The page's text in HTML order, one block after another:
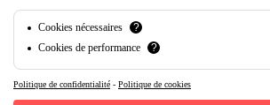
Palmarès
Histoire
Boutique
Xamax Audax Féminin
Cookies nécessaires
?
Cookies de performance
?
Politique de confidentialité - Politique de cookies